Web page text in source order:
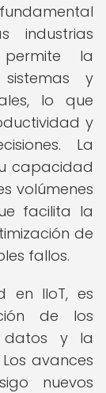
industrias
la
sistemas y
lo que
y
La
capacidad
volúmenes
facilita la
de
fallos.
en IIoT, es
de los
datos y la
avances
nuevos